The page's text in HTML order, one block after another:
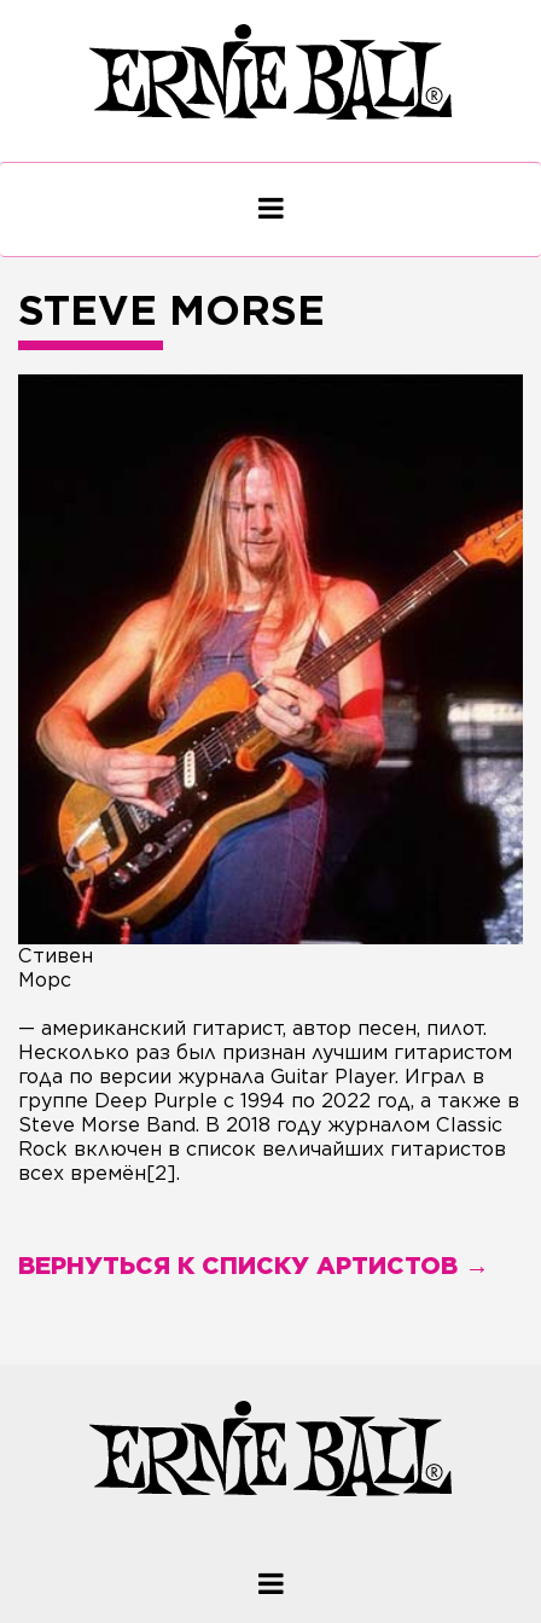
STEVE MORSE
Стивен
Морс
— американский гитарист, автор песен, пилот.
Несколько раз был признан лучшим гитаристом
года по версии журнала Guitar Player. Играл в
группе Deep Purple c 1994 по 2022 год, а также в
Steve Morse Band. В 2018 году журналом Classic
Rock включен в список величайших гитаристов
всех времён[2].
ВЕРНУТЬСЯ К СПИСКУ АРТИСТОВ →